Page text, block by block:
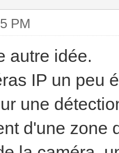
PM
autre idée.
IP un peu
une
d'une zone